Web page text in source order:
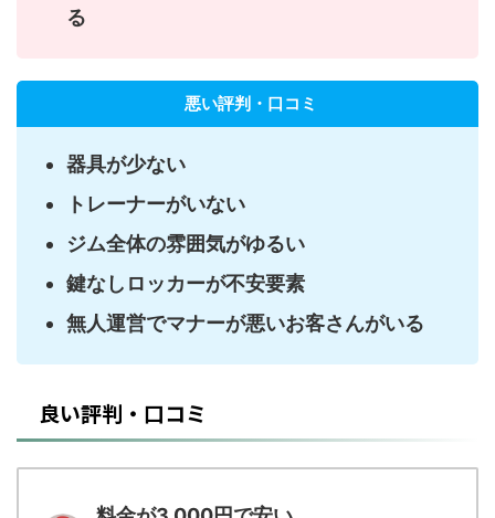
る
悪い評判・口コミ
器具が少ない
トレーナーがいない
ジム全体の雰囲気がゆるい
鍵なしロッカーが不安要素
無人運営でマナーが悪いお客さんがいる
良い評判・口コミ